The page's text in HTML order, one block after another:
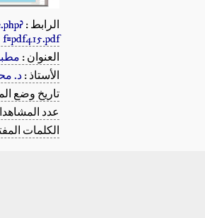
الرابط :
f=pdf415.pdf
العنوان :
الأستاذ : د.
تاريخ وضع
عدد
الكلمات